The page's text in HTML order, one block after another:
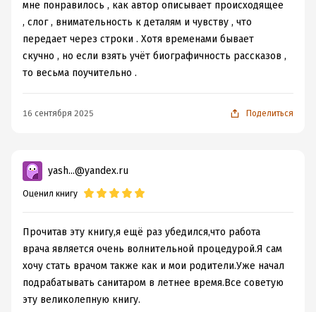
мне понравилось , как автор описывает происходящее
, слог , внимательность к деталям и чувству , что
передает через строки . Хотя временами бывает
скучно , но если взять учёт биографичность рассказов ,
то весьма поучительно .
16 сентября 2025 Поделиться
yash...@yandex.ru
Оценил книгу
Прочитав эту книгу,я ещё раз убедился,что работа
врача является очень волнительной процедурой.Я сам
хочу стать врачом также как и мои родители.Уже начал
подрабатывать санитаром в летнее время.Все советую
эту великолепную книгу.